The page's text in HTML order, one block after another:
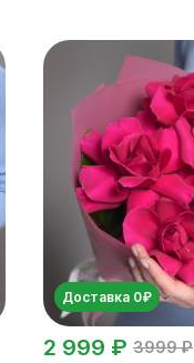
Доставка 0₽
3999 ₽
2 999 ₽